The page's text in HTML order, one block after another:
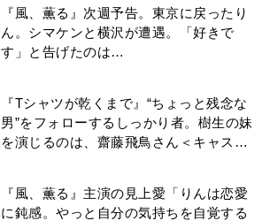
『風、薫る』次週予告。東京に戻ったり
ん。シマケンと横沢が遭遇。「好きで
す」と告げたのは…
『Tシャツが乾くまで』“ちょっと残念な
男”をフォローするしっかり者。樹生の妹
を演じるのは、齋藤飛鳥さん＜キャスト
『風、薫る』主演の見上愛「りんは恋愛
に鈍感。やっと自分の気持ちを自覚する